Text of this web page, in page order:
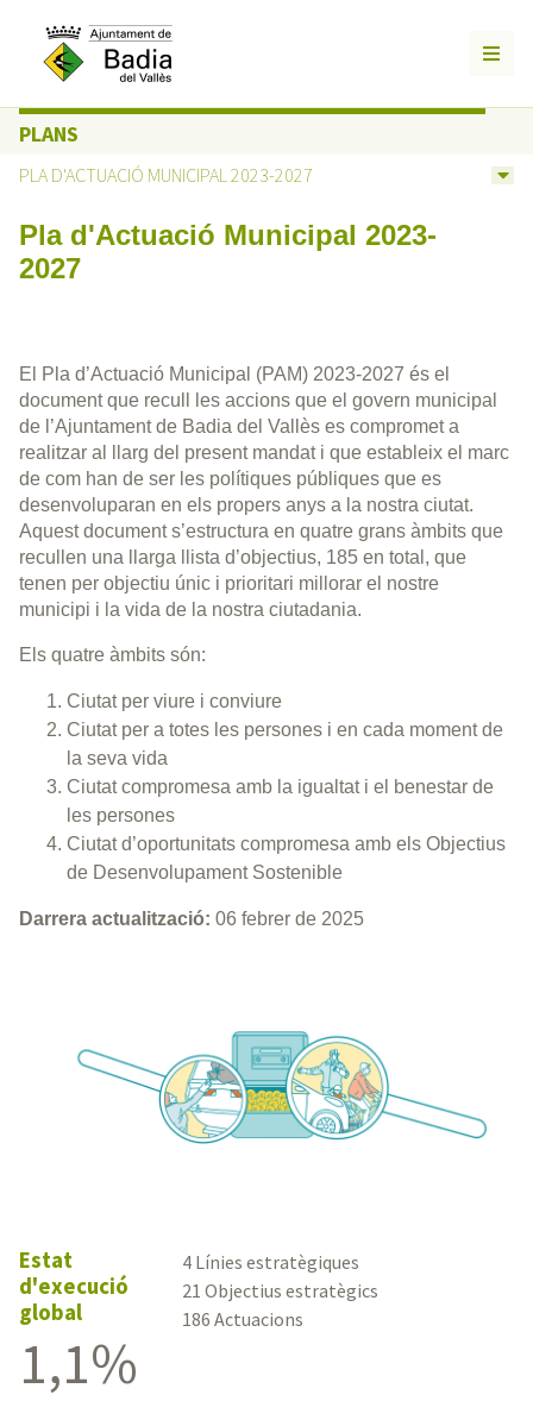
PLANS
PLA D'ACTUACIÓ MUNICIPAL 2023-2027
Pla d'Actuació Municipal 2023-
2027
El Pla d’Actuació Municipal (PAM) 2023-2027 és el
document que recull les accions que el govern municipal
de l’Ajuntament de Badia del Vallès es compromet a
realitzar al llarg del present mandat i que estableix el marc
de com han de ser les polítiques públiques que es
desenvoluparan en els propers anys a la nostra ciutat.
Aquest document s’estructura en quatre grans àmbits que
recullen una llarga llista d’objectius, 185 en total, que
tenen per objectiu únic i prioritari millorar el nostre
municipi i la vida de la nostra ciutadania.
Els quatre àmbits són:
Ciutat per viure i conviure
Ciutat per a totes les persones i en cada moment de
la seva vida
Ciutat compromesa amb la igualtat i el benestar de
les persones
Ciutat d’oportunitats compromesa amb els Objectius
de Desenvolupament Sostenible
Darrera actualització: 06 febrer de 2025
Estat
d'execució
global
1,1%
4 Línies estratègiques
21 Objectius estratègics
186 Actuacions